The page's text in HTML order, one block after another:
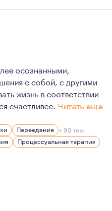
своей жизнью во
осознанными,
с собой, с другими
жизнь в соответствии
счастливее. Читать еще
психолог. Для меня это
дочь 12 лет. В
Переедание + 90 тем
Процессуальная терапия